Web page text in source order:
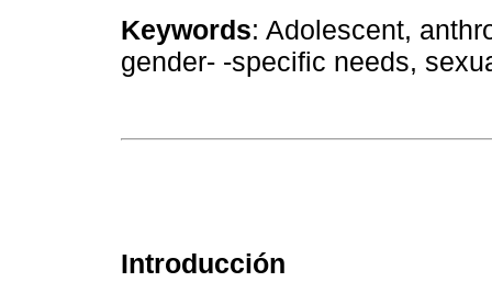
Keywords: Adolescent,
gender- -specific needs,
Introducción